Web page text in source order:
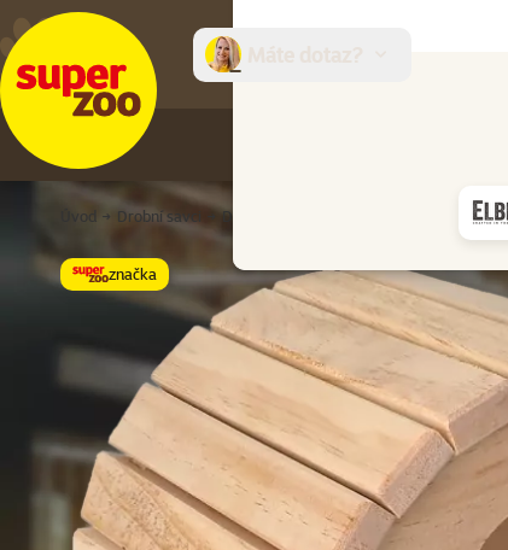
Úvod Drobní savci Domky, pelíšky a prolézačky Domky
značka